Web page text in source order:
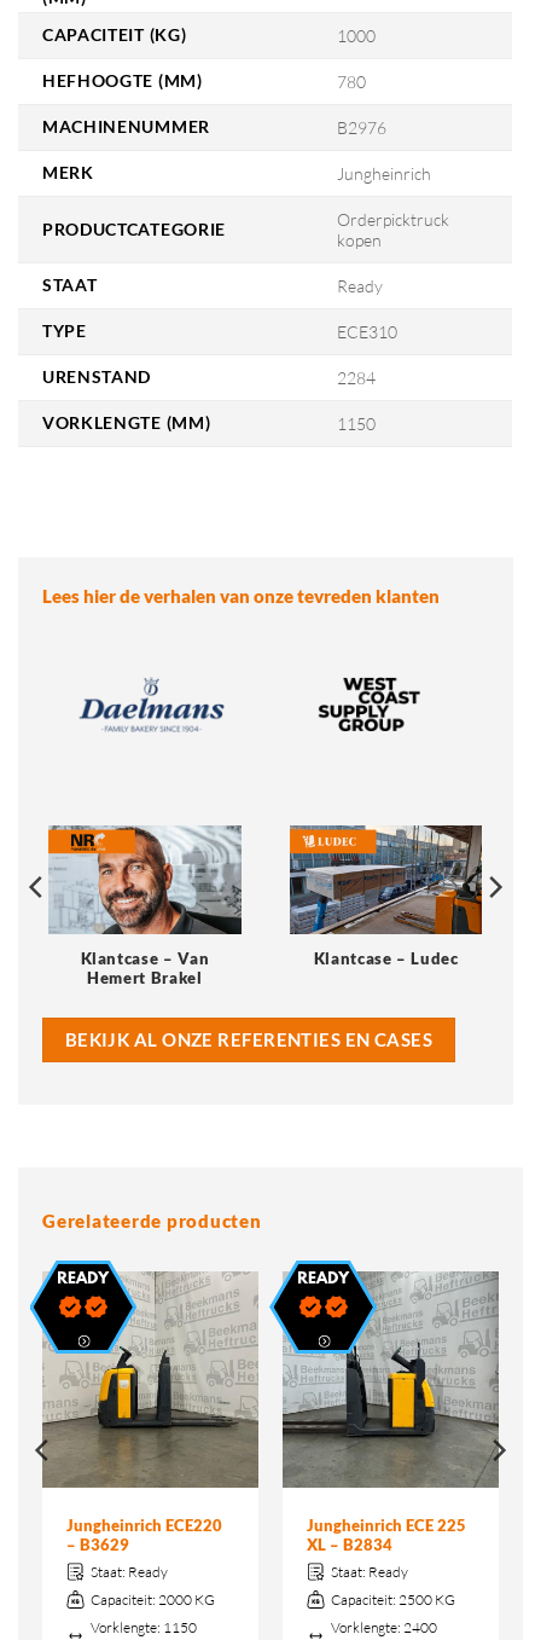
CAPACITEIT (KG)
1000
HEFHOOGTE (MM) 780
MACHINENUMMER B2976
MERK Jungheinrich
PRODUCTCATEGORIE
Orderpicktruck
kopen
STAAT Ready
TYPE ECE310
URENSTAND 2284
VORKLENGTE (MM) 1150
Lees hier de verhalen van onze tevreden klanten
Klantcase – Van
Hemert Brakel
Klantcase – Ludec
BEKIJK AL ONZE REFERENTIES EN CASES
Gerelateerde producten
Jungheinrich ECE220
– B3629
Staat: Ready
Capaciteit: 2000 KG
Vorklengte: 1150
Jungheinrich ECE 225
XL – B2834
Staat: Ready
Capaciteit: 2500 KG
Vorklengte: 2400